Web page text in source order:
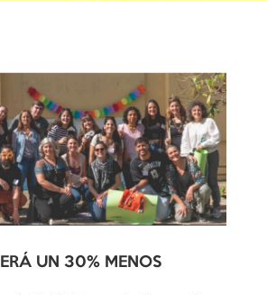
UN 30% MENOS